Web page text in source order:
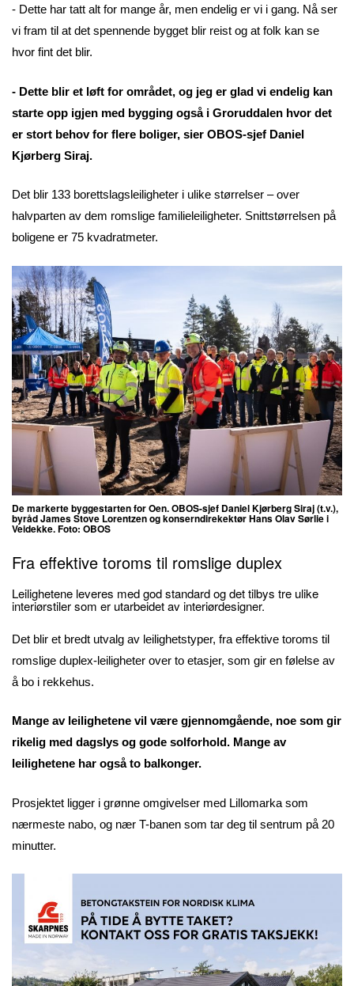
- Dette har tatt alt for mange år, men endelig er vi i gang. Nå ser
vi fram til at det spennende bygget blir reist og at folk kan se
hvor fint det blir.
- Dette blir et løft for området, og jeg er glad vi endelig kan
starte opp igjen med bygging også i Groruddalen hvor det
er stort behov for flere boliger, sier OBOS-sjef Daniel
Kjørberg Siraj.
Det blir 133 borettslagsleiligheter i ulike størrelser – over
halvparten av dem romslige familieleiligheter. Snittstørrelsen på
boligene er 75 kvadratmeter.
De markerte byggestarten for Oen. OBOS-sjef Daniel Kjørberg Siraj (t.v.),
byråd James Stove Lorentzen og konserndirekektør Hans Olav Sørlie i
Veidekke. Foto: OBOS
Fra effektive toroms til romslige duplex
Leilighetene leveres med god standard og det tilbys tre ulike
interiørstiler som er utarbeidet av interiørdesigner.
Det blir et bredt utvalg av leilighetstyper, fra effektive toroms til
romslige duplex-leiligheter over to etasjer, som gir en følelse av
å bo i rekkehus.
Mange av leilighetene vil være gjennomgående, noe som gir
rikelig med dagslys og gode solforhold. Mange av
leilighetene har også to balkonger.
Prosjektet ligger i grønne omgivelser med Lillomarka som
nærmeste nabo, og nær T-banen som tar deg til sentrum på 20
minutter.